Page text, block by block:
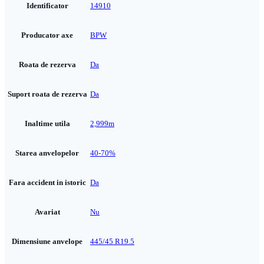
Identificator 14910
Producator axe BPW
Roata de rezerva Da
Suport roata de rezerva Da
Inaltime utila 2,999m
Starea anvelopelor 40-70%
Fara accident in istoric Da
Avariat Nu
Dimensiune anvelope 445/45 R19.5